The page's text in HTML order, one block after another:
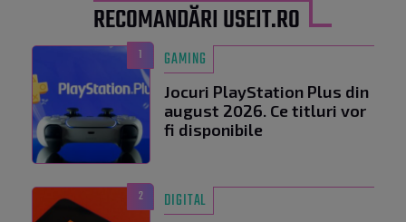
RECOMANDĂRI USEIT.RO
1 GAMING
Jocuri PlayStation Plus din
august 2026. Ce titluri vor
fi disponibile
2 DIGITAL